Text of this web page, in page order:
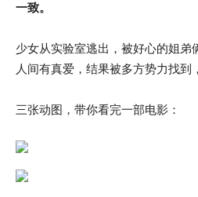
一致。
少女从实验室逃出，被好心的姐弟
人间有真爱，结果被多方势力找
三张动图，带你看完一部电影：